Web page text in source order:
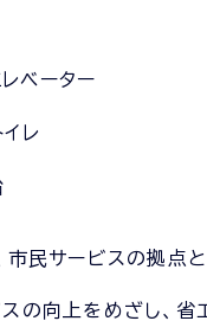
ベーター
イレ
民サービスの拠点
の向上をめざし、省